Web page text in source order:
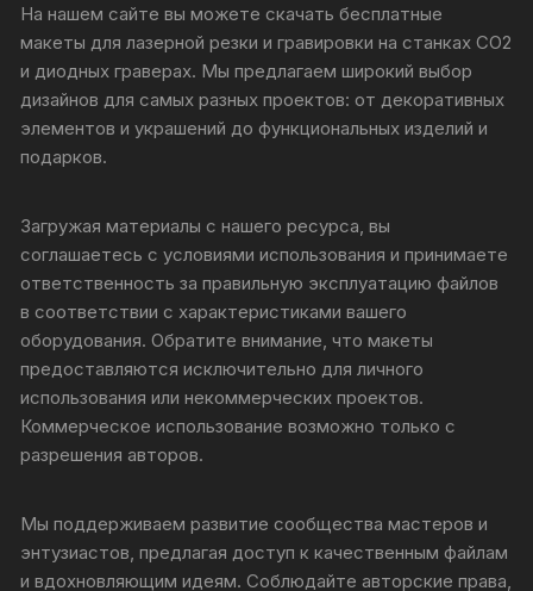
На нашем сайте вы можете скачать бесплатные
макеты для лазерной резки и гравировки на станках CO2
и диодных граверах. Мы предлагаем широкий выбор
дизайнов для самых разных проектов: от декоративных
элементов и украшений до функциональных изделий и
подарков.
Загружая материалы с нашего ресурса, вы
соглашаетесь с условиями использования и принимаете
ответственность за правильную эксплуатацию файлов
в соответствии с характеристиками вашего
оборудования. Обратите внимание, что макеты
предоставляются исключительно для личного
использования или некоммерческих проектов.
Коммерческое использование возможно только с
разрешения авторов.
Мы поддерживаем развитие сообщества мастеров и
энтузиастов, предлагая доступ к качественным файлам
и вдохновляющим идеям. Соблюдайте авторские права,